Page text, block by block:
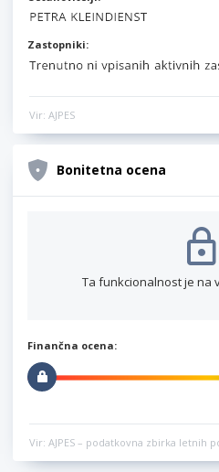
Zastopniki:
Vir: AJPES
Bonitetna ocena
Ta funkcionalnost je na
Finančna ocena:
Vir: AJPES – podatkovna zbirka letnih